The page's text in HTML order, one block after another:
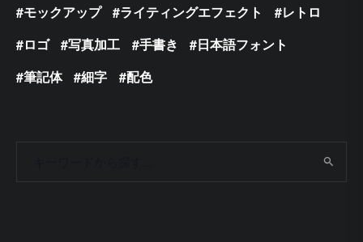
モックアップ
ライティングエフェクト
レトロ
ロゴ
写真加工 手書き
日本語フォント
筆記体
細字 配色